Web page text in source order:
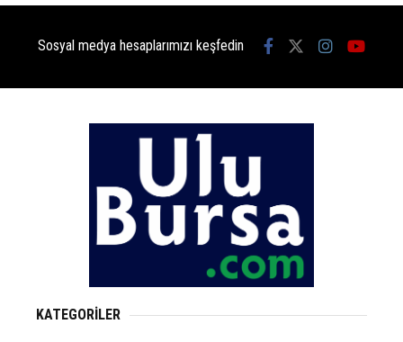
Sosyal medya hesaplarımızı keşfedin
KATEGORİLER